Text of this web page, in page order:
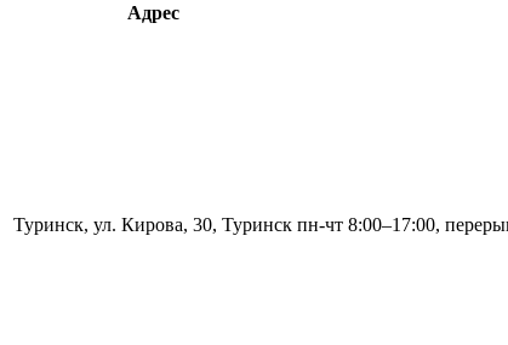
Адрес
Туринск, ул. Кирова, 30, Туринск пн-чт 8:00–17:00,